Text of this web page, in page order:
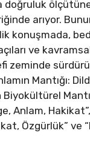
doğruluk
arıyor.
konuşmada,
ve
zeminde
Mantığı:
Anlam,
Özgürlük”